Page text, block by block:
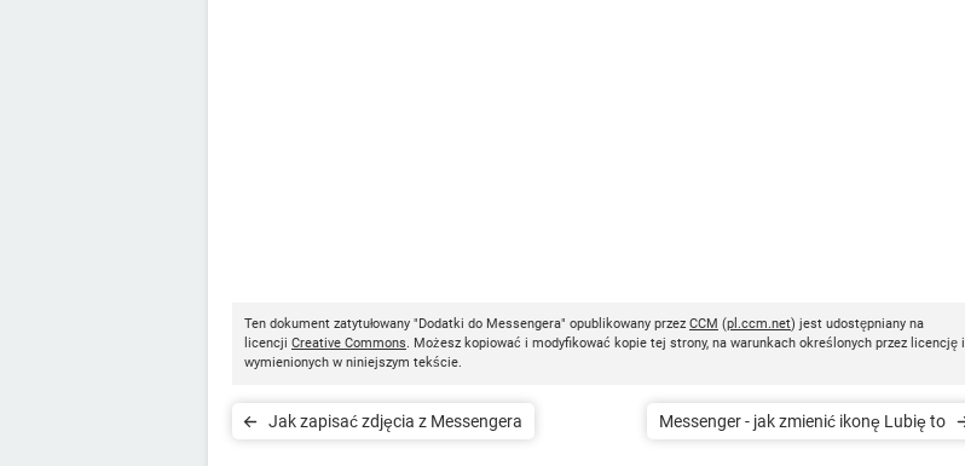
Ten dokument zatytułowany "Dodatki do Messengera" opublikowany przez CCM (pl.ccm.net) jest udostępniany na
licencji Creative Commons. Możesz kopiować i modyfikować kopie tej strony, na warunkach określonych przez licencję i
wymienionych w niniejszym tekście.
Jak zapisać zdjęcia z Messengera Messenger - jak zmienić ikonę Lubię to